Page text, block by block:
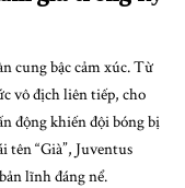
cung bậc cảm xúc. Từ
vô địch liên tiếp, cho
động khiến đội bóng bị
tên “Già”, Juventus
lĩnh đáng nể.